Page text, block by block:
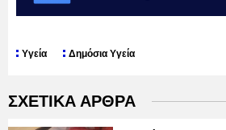
Υγεία Δημόσια Υγεία
ΣΧΕΤΙΚΑ ΑΡΘΡΑ